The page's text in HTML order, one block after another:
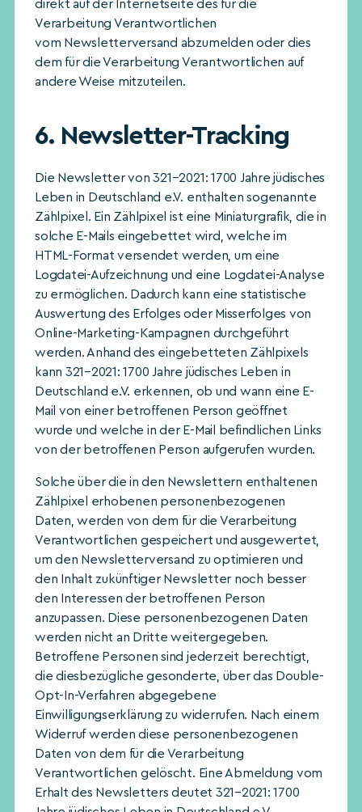
direkt auf der Internetseite des für die
Verarbeitung Verantwortlichen
vom Newsletterversand abzumelden oder dies
dem für die Verarbeitung Verantwortlichen auf
andere Weise mitzuteilen.
6. Newsletter-Tracking
Die Newsletter von 321–2021: 1700 Jahre jüdisches
Leben in Deutschland e.V. enthalten sogenannte
Zählpixel. Ein Zählpixel ist eine Miniaturgrafik, die in
solche E-Mails eingebettet wird, welche im
HTML-Format versendet werden, um eine
Logdatei-Aufzeichnung und eine Logdatei-Analyse
zu ermöglichen. Dadurch kann eine statistische
Auswertung des Erfolges oder Misserfolges von
Online-Marketing-Kampagnen durchgeführt
werden. Anhand des eingebetteten Zählpixels
kann 321–2021: 1700 Jahre jüdisches Leben in
Deutschland e.V. erkennen, ob und wann eine E-
Mail von einer betroffenen Person geöffnet
wurde und welche in der E-Mail befindlichen Links
von der betroffenen Person aufgerufen wurden.
Solche über die in den Newslettern enthaltenen
Zählpixel erhobenen personenbezogenen
Daten, werden von dem für die Verarbeitung
Verantwortlichen gespeichert und ausgewertet,
um den Newsletterversand zu optimieren und
den Inhalt zukünftiger Newsletter noch besser
den Interessen der betroffenen Person
anzupassen. Diese personenbezogenen Daten
werden nicht an Dritte weitergegeben.
Betroffene Personen sind jederzeit berechtigt,
die diesbezügliche gesonderte, über das Double-
Opt-In-Verfahren abgegebene
Einwilligungserklärung zu widerrufen. Nach einem
Widerruf werden diese personenbezogenen
Daten von dem für die Verarbeitung
Verantwortlichen gelöscht. Eine Abmeldung vom
Erhalt des Newsletters deutet 321–2021: 1700